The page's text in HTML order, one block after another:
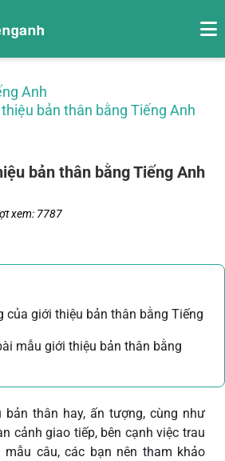
Anh
bản thân bằng Tiếng Anh
bản thân bằng Tiếng Anh
xem: 7787
của giới thiệu bản thân bằng Tiếng
mẫu giới thiệu bản thân bằng
thân hay, ấn tượng, cùng như
cảnh giao tiếp, bên cạnh việc trau
câu, các bạn nên tham khảo